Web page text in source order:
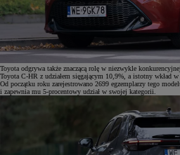
Toyota odgrywa także znaczącą rolę w niezwykle
Toyota C-HR z udziałem sięgającym 10,9%, a istotny wkład
Od początku roku zarejestrowano 2699 egzemplarzy tego
i zapewnia mu 5-procentowy udział w swojej kategorii.